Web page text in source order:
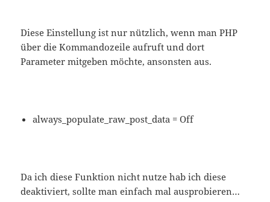
Diese Einstellung ist nur nützlich, wenn man PHP
über die Kommandozeile aufruft und dort
Parameter mitgeben möchte, ansonsten aus.
always_populate_raw_post_data = Off
Da ich diese Funktion nicht nutze hab ich diese
deaktiviert, sollte man einfach mal ausprobieren…